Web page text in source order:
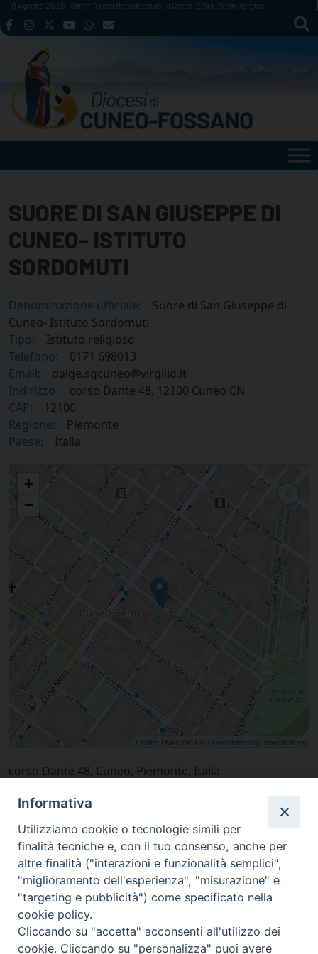
Skip
to
9 Agosto 2026 Santa Teresa Benedetta della Croce (Edith) Stein, vergine
SUORE DI SAN GIUSEPPE DI
CUNEO- ISTITUTO
SORDOMUTI
Denominazione ufficiale:
Suore di San Giuseppe di
Cuneo- Istituto Sordomuti
Tipo:
Istituto religioso
Telefono:
0171 698013
Email:
dalge.sgcuneo@virgilio.it
Indirizzo:
corso Dante 48, 12100 Cuneo CN
CAP:
12100
Regione:
Piemonte
Paese:
Italia
Suore di San Giuseppe di Cuneo- Istituto Sordomuti
+
−
Leaflet | Map data © OpenStreetMap contributors
corso Dante 48, Cuneo, Piemonte, Italia
Informativa
Utilizziamo cookie o tecnologie simili per
finalità tecniche e, con il tuo consenso, anche per
altre finalità ("interazioni e funzionalità semplici",
"miglioramento dell'esperienza", "misurazione" e
"targeting e pubblicità") come specificato nella
cookie policy.
Cliccando su "accetta" acconsenti all'utilizzo dei
cookie. Cliccando su "personalizza" puoi avere